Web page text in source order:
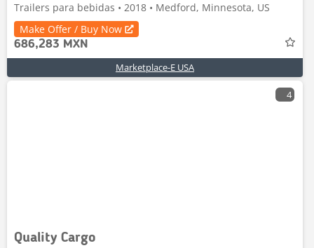
Trailers para bebidas • 2018 • Medford, Minnesota, US
Make Offer / Buy Now
686,283 MXN
Marketplace-E USA
4
Quality Cargo